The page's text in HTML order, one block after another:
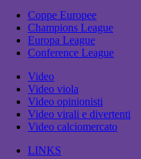
Coppe Europee
Champions League
Europa League
Conference League
Video
Video viola
Video opinionisti
Video virali e divertenti
Video calciomercato
LINKS